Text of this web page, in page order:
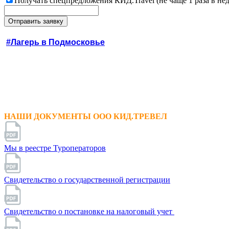
#Лагерь в Подмосковье
НАШИ ДОКУМЕНТЫ ООО КИД.ТРЕВЕЛ
Мы в реестре Туроператоров
Свидетельство о государственной регистрации
Свидетельство о постановке на налоговый учет